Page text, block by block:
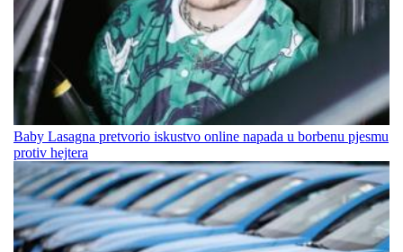
Baby Lasagna pretvorio iskustvo online napada u borbenu pjesmu
protiv hejtera